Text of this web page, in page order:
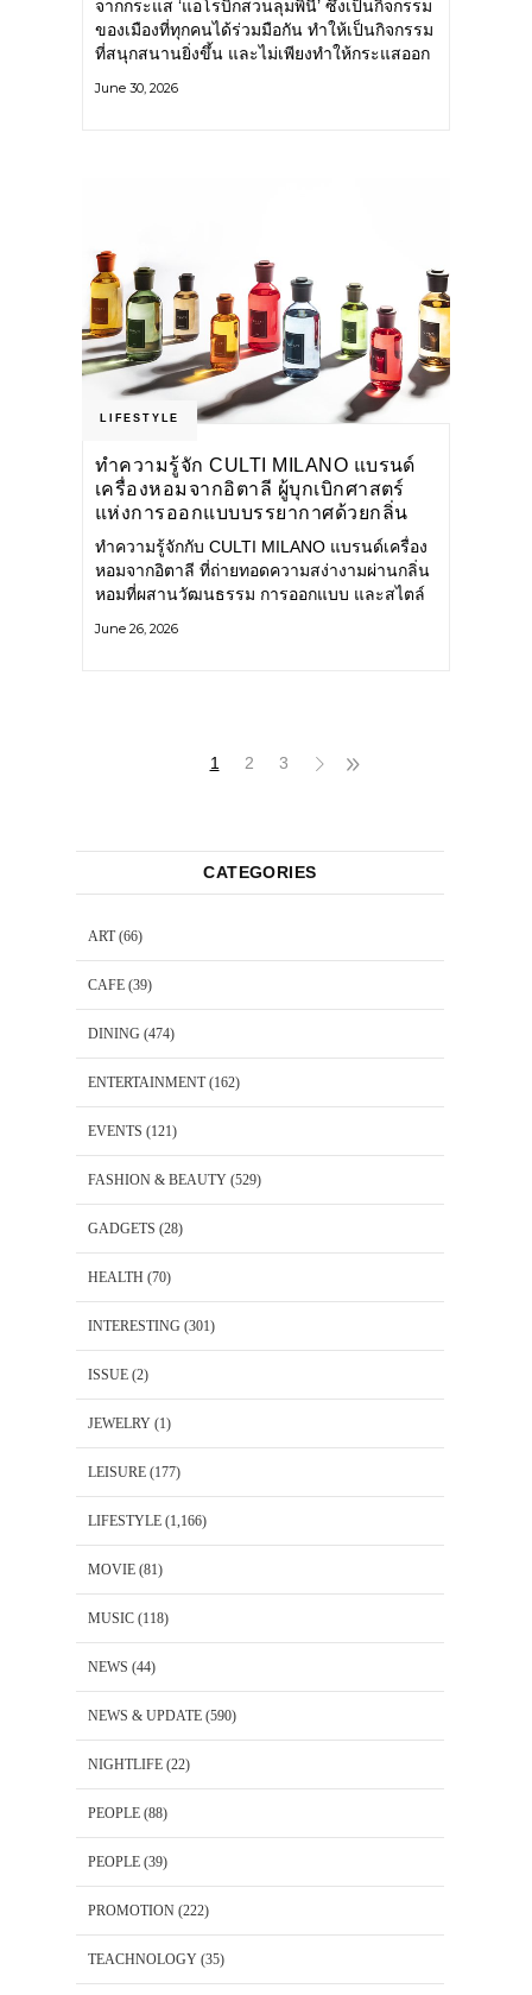
จากกระแส ‘แอโรบิกสวนลุมพินี’ ซึ่งเป็นกิจกรรม
ของเมืองที่ทุกคนได้ร่วมมือกัน ทำให้เป็นกิจกรรม
ที่สนุกสนานยิ่งขึ้น และไม่เพียงทำให้กระแสออก
กระจายไปยังหลายพื้นที่ของประเทศที่อยากออก
June 30, 2026
LIFESTYLE
ทำความรู้จัก CULTI MILANO แบรนด์
เครื่องหอมจากอิตาลี ผู้บุกเบิกศาสตร์
แห่งการออกแบบบรรยากาศด้วยกลิ่น
หอม ผสานสไตล์อันโดดเด่นอย่างลงตัว
ทำความรู้จักกับ CULTI MILANO แบรนด์เครื่อง
หอมจากอิตาลี ที่ถ่ายทอดความสง่างามผ่านกลิ่น
หอมที่ผสานวัฒนธรรม การออกแบบ และสไตล์
แบรนด์เครื่องหอมระดับลักชัวรีดีไซน์เอกลักษณ์
June 26, 2026
1 2 3
CATEGORIES
ART(66)
CAFE (39)
DINING (474)
ENTERTAINMENT(162)
EVENTS (121)
FASHION & BEAUTY (529)
GADGETS (28)
HEALTH (70)
INTERESTING (301)
ISSUE (2)
JEWELRY (1)
LEISURE (177)
LIFESTYLE (1,166)
MOVIE (81)
MUSIC (118)
NEWS (44)
NEWS & UPDATE (590)
NIGHTLIFE (22)
PEOPLE (88)
PEOPLE (39)
PROMOTION (222)
TEACHNOLOGY (35)